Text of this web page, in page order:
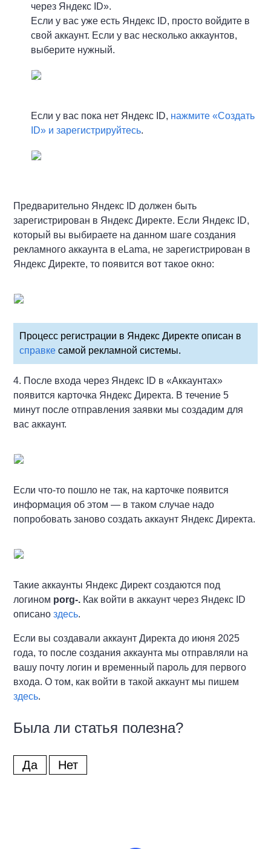
через Яндекс ID».
Если у вас уже есть Яндекс ID, просто войдите в
свой аккаунт. Если у вас несколько аккаунтов,
выберите нужный.
Если у вас пока нет Яндекс ID, нажмите «Создать
ID» и зарегистрируйтесь.
Предварительно Яндекс ID должен быть
зарегистрирован в Яндекс Директе. Если Яндекс ID,
который вы выбираете на данном шаге создания
рекламного аккаунта в eLama, не зарегистрирован в
Яндекс Директе, то появится вот такое окно:
Процесс регистрации в Яндекс Директе описан в
справке самой рекламной системы.
4. После входа через Яндекс ID в «Аккаунтах»
появится карточка Яндекс Директа. В течение 5
минут после отправления заявки мы создадим для
вас аккаунт.
Если что-то пошло не так, на карточке появится
информация об этом — в таком случае надо
попробовать заново создать аккаунт Яндекс Директа.
Такие аккаунты Яндекс Директ создаются под
логином porg-. Как войти в аккаунт через Яндекс ID
описаноздесь.
Если вы создавали аккаунт Директа до июня 2025
года, то после создания аккаунта мы отправляли на
вашу почту логин и временный пароль для первого
входа. О том, как войти в такой аккаунт мы пишем
здесь.
Была ли статья полезна?
Да Нет